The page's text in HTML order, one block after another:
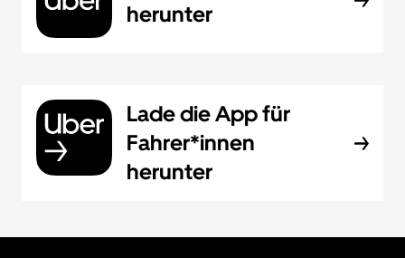
herunter
Lade die App für
Fahrer*innen
herunter